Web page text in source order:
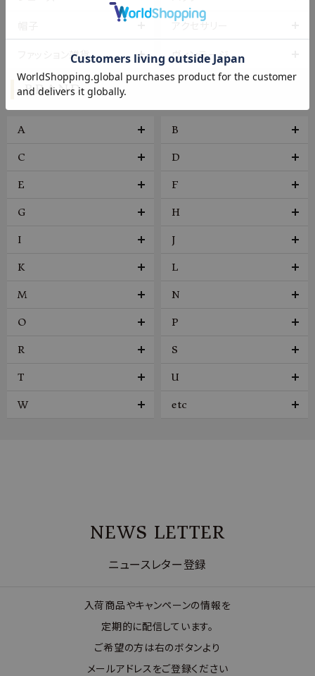
アクセサリー
ファッション雑貨 ヴィンテージ
BRAND
A B
C D
E F
G H
I J
K L
M N
O P
R S
T U
W etc
NEWS LETTER
ニュースレター登録
入荷商品やキャンペーンの情報を
定期的に配信しています。
ご希望の方は右のボタンより
メールアドレスをご登録ください